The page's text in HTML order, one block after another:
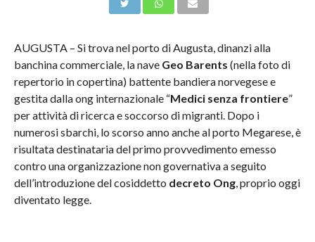
AUGUSTA – Si trova nel porto di Augusta, dinanzi alla
banchina commerciale, la nave Geo Barents (nella foto di
repertorio in copertina) battente bandiera norvegese e
gestita dalla ong internazionale “Medici senza frontiere”
per attività di ricerca e soccorso di migranti. Dopo i
numerosi sbarchi, lo scorso anno anche al porto Megarese, è
risultata destinataria del primo provvedimento emesso
contro una organizzazione non governativa a seguito
dell’introduzione del cosiddetto decreto Ong, proprio oggi
diventato legge.